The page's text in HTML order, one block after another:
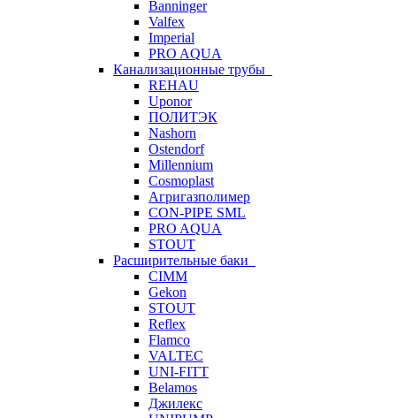
Banninger
Valfex
Imperial
PRO AQUA
Канализационные трубы
REHAU
Uponor
ПОЛИТЭК
Nashorn
Ostendorf
Millennium
Cosmoplast
Агригазполимер
CON-PIPE SML
PRO AQUA
STOUT
Расширительные баки
CIMM
Gekon
STOUT
Reflex
Flamco
VALTEC
UNI-FITT
Belamos
Джилекс